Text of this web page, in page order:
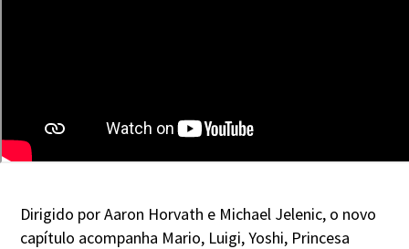
Dirigido por Aaron Horvath e Michael Jelenic, o novo
capítulo acompanha Mario, Luigi, Yoshi, Princesa